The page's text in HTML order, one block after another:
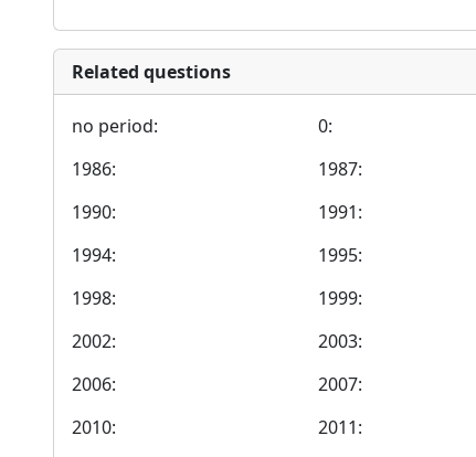
Related questions
no period: 0:
1986:
1987:
1990:
1991:
1994:
1995:
1998:
1999:
2002:
2003:
2006:
2007:
2010:
2011: